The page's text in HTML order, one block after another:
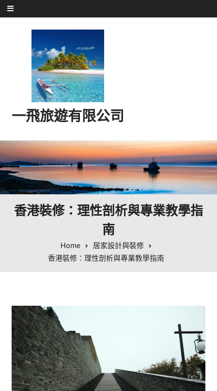
Skip to content
一飛旅遊有限公司
香港裝修：理性剖析與專業教學指
南
Home
居家設計與裝修
香港裝修：理性剖析與專業教學指南